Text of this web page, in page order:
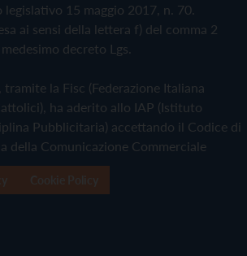
legislativo 15 maggio 2017, n. 70.
ai sensi della lettera f) del comma 2
decreto Lgs.
tramite la Fisc (Federazione Italiana
ha aderito allo IAP (Istituto
Pubblicitaria) accettando il Codice di
della Comunicazione Commerciale